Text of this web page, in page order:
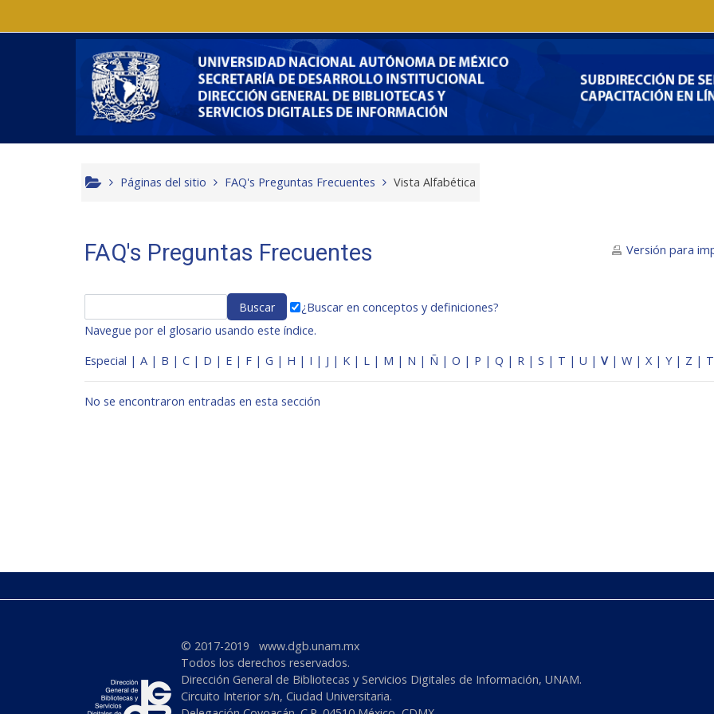
Páginas del sitio FAQ's Preguntas Frecuentes Vista Alfabética
FAQ's Preguntas Frecuentes Versión para
¿Buscar en conceptos y definiciones?
Navegue por el glosario usando este índice.
Especial | A | B | C | D | E | F | G | H | I | J | K | L | M | N | Ñ | O | P | Q | R | S | T | U | V| W | X | Y| Z |
No se encontraron entradas en esta sección
© 2017-2019 www.dgb.unam.mx
Todos los derechos reservados.
Dirección General de Bibliotecas y Servicios Digitales de Información, UNAM.
Circuito Interior s/n, Ciudad Universitaria.